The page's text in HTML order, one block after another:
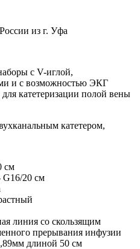
из г. Уфа
с V-иглой,
и с возможностью ЭКГ
катетеризации полой вены
катетером,
см
G16/20 см
линия со скользящим
прерывания инфузии
длиной 50 см